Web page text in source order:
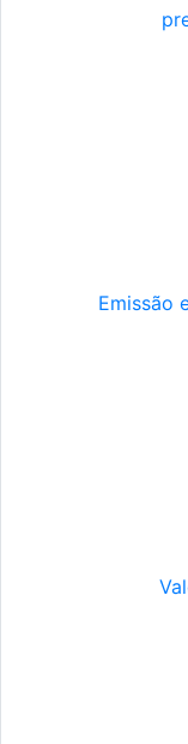
Emissão